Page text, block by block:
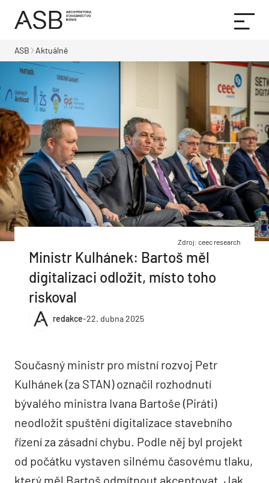
ASB Aktuálně
Zdroj: ceec research
Ministr Kulhánek: Bartoš měl
digitalizaci odložit, místo toho
riskoval
redakce-22. dubna 2025
Současný ministr pro místní rozvoj Petr
Kulhánek (za STAN) označil rozhodnutí
bývalého ministra Ivana Bartoše (Piráti)
neodložit spuštění digitalizace stavebního
řízení za zásadní chybu. Podle něj byl projekt
od počátku vystaven silnému časovému tlaku,
který měl Bartoš odmítnout akceptovat. Jak